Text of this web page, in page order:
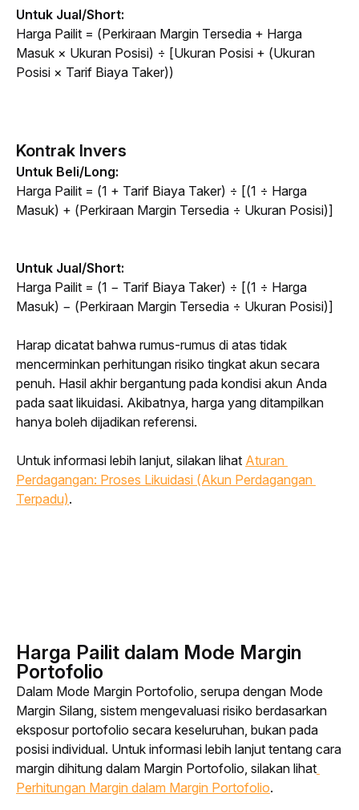
Untuk Jual/Short:
Harga Pailit = (Perkiraan Margin Tersedia + Harga
Masuk × Ukuran Posisi) ÷ [Ukuran Posisi + (Ukuran
Posisi × Tarif Biaya Taker))
Kontrak Invers
Untuk Beli/Long:
Harga Pailit = (1 + Tarif Biaya Taker) ÷ [(1 ÷ Harga
Masuk) + (Perkiraan Margin Tersedia ÷ Ukuran Posisi)]
Untuk Jual/Short:
Harga Pailit = (1 − Tarif Biaya Taker) ÷ [(1 ÷ Harga
Masuk) − (Perkiraan Margin Tersedia ÷ Ukuran Posisi)]
Harap dicatat bahwa rumus-rumus di atas tidak
mencerminkan perhitungan risiko tingkat akun secara
penuh. Hasil akhir bergantung pada kondisi akun Anda
pada saat likuidasi. Akibatnya, harga yang ditampilkan
hanya boleh dijadikan referensi.
Untuk informasi lebih lanjut, silakan lihat Aturan
Perdagangan: Proses Likuidasi (Akun Perdagangan
Terpadu).
Harga Pailit dalam Mode Margin
Portofolio
Dalam Mode Margin Portofolio, serupa dengan Mode
Margin Silang, sistem mengevaluasi risiko berdasarkan
eksposur portofolio secara keseluruhan, bukan pada
posisi individual. Untuk informasi lebih lanjut tentang cara
margin dihitung dalam Margin Portofolio, silakan lihat
Perhitungan Margin dalam Margin Portofolio.